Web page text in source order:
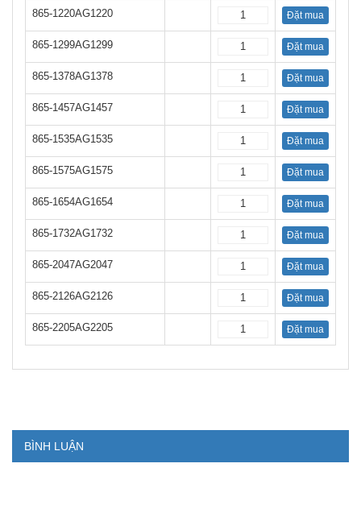
865-1220AG1220 Đặt mua
865-1299AG1299 Đặt mua
865-1378AG1378 Đặt mua
865-1457AG1457 Đặt mua
865-1535AG1535 Đặt mua
865-1575AG1575 Đặt mua
865-1654AG1654 Đặt mua
865-1732AG1732 Đặt mua
865-2047AG2047 Đặt mua
865-2126AG2126 Đặt mua
865-2205AG2205 Đặt mua
BÌNH LUẬN